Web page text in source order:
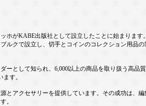
ホがKABE出版社として設立したことに始まりま
ルクで設立し、切手とコインのコレクション用品
ーとして知られ、6,000以上の商品を取り扱う高
す。
とアクセサリーを提供しています。その成功は、
。